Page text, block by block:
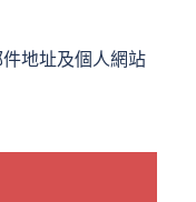
地址及個人網站